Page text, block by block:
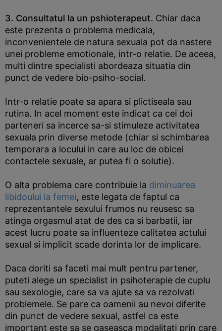
3. Consultatul la un pshioterapeut. Chiar daca
este prezenta o problema medicala,
inconvenientele de natura sexuala pot da nastere
unei probleme emotionale, intr-o relatie. De aceea,
multi dintre specialisti abordeaza situatia din
punct de vedere bio-psiho-social.
Intr-o relatie poate sa apara si plictiseala sau
rutina. In acel moment este indicat ca cei doi
parteneri sa incerce sa-si stimuleze activitatea
sexuala prin diverse metode (chiar si schimbarea
temporara a locului in care au loc de obicei
contactele sexuale, ar putea fi o solutie).
O alta problema care contribuie la diminuarea
libidoului la femei, este legata de faptul ca
reprezentantele sexului frumos nu reusesc sa
atinga orgasmul atat de des ca si barbatii, iar
acest lucru poate sa influenteze calitatea actului
sexual si implicit scade dorinta lor de implicare.
Daca doriti sa faceti mai mult pentru partener,
puteti alege un specialist in psihoterapie de cuplu
sau sexologie, care sa va ajute sa va rezolvati
problemele. Se pare ca oamenii au nevoi diferite
din punct de vedere sexual, astfel ca este
important este sa se gaseasca modalitati prin care